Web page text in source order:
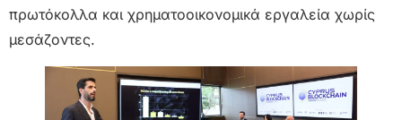
πρωτόκολλα και χρηματοοικονομικά εργαλεία χωρίς
μεσάζοντες.